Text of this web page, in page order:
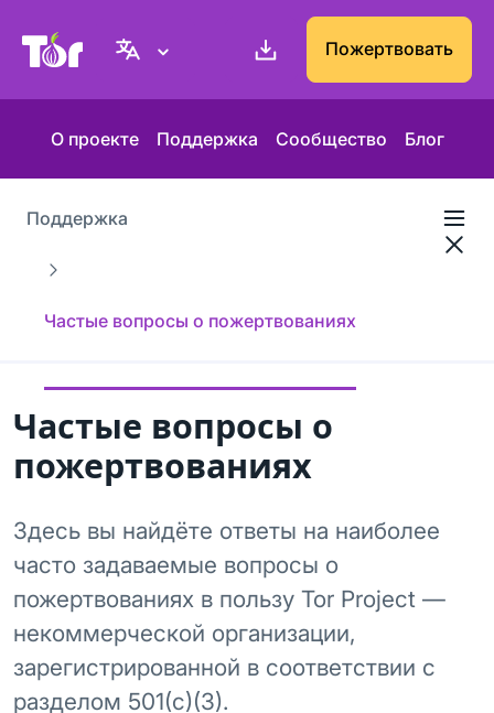
Веб-сайт Проекта Tor Пожертвовать
О проекте Поддержка Сообщество Блог
Поддержка
Частые вопросы о пожертвованиях
Частые вопросы о
пожертвованиях
Здесь вы найдёте ответы на наиболее
часто задаваемые вопросы о
пожертвованиях в пользу Tor Project —
некоммерческой организации,
зарегистрированной в соответствии с
разделом 501(c)(3).